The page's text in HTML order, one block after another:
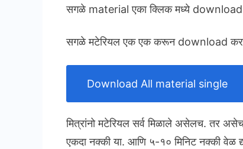
सगळे material एका क्लिक मध्ये download
सगळे मटेरियल एक एक करून download
Download All material single
मित्रांनो मटेरियल सर्व मिळाले असेलच. तर
एकदा नक्की या. आणि ५-१० मिनिट नक्की वेळ